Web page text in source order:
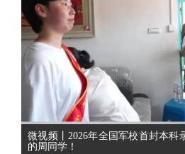
微视频丨2026年全国军校首封本科
的周同学！